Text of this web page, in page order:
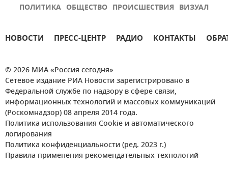
ПОЛИТИКА ОБЩЕСТВО ПРОИСШЕСТВИЯ ВИЗУАЛ
НОВОСТИ ПРЕСС-ЦЕНТР РАДИО КОНТАКТЫ
© 2026 МИА «Россия сегодня»
Сетевое издание РИА Новости зарегистрировано в
Федеральной службе по надзору в сфере связи,
информационных технологий и массовых коммуникаций
(Роскомнадзор) 08 апреля 2014 года.
Политика использования Cookie и автоматического
логирования
Политика конфиденциальности (ред. 2023 г.)
Правила применения рекомендательных технологий